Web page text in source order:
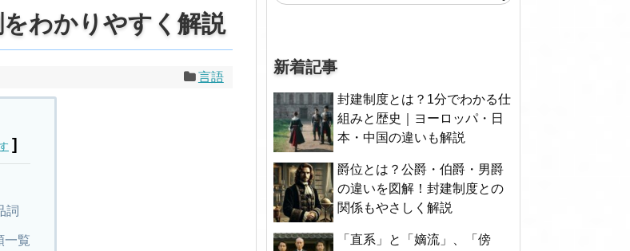
わかりやすく解説
言語
]
詞
一覧
新着記事
封建制度とは？1分でわかる仕
組みと歴史｜ヨーロッパ・日
本・中国の違いも解説
爵位とは？公爵・伯爵・男爵
の違いを図解！封建制度との
関係もやさしく解説
「直系」と「嫡流」、「傍